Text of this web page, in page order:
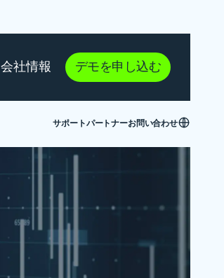
会社情報 デモを申し込む
サポートパートナーお問い合わせ